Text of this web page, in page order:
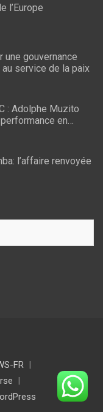
l’Europe
une gouvernance
service de la paix
: Adolphe Muzito
en
de 2028
l’affaire renvoyée
FR